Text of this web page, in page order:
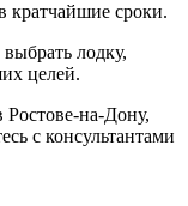
кратчайшие сроки.
лодку,
целей.
на-Дону,
с консультантами